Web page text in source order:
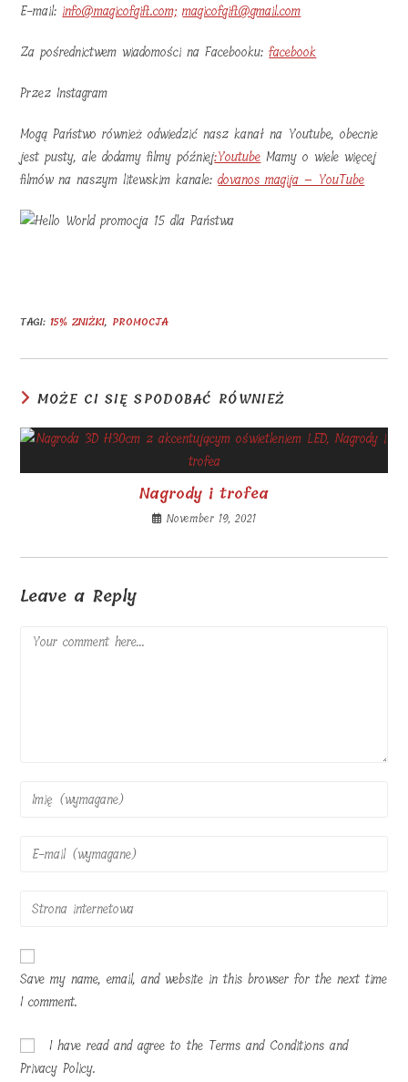
E-mail:info@magicofgift.com; magicofgift@gmail.com
Za pośrednictwem wiadomości na Facebooku:facebook
Przez Instagram
Mogą Państwo również odwiedzić nasz kanał na Youtube, obecnie
jest pusty, ale dodamy filmy później:YoutubeMamy o wiele więcej
filmów na naszym litewskim kanale:dovanos magija – YouTube
TAGI:15% ZNIŻKI, PROMOCJA
MOŻE CI SIĘ SPODOBAĆ RÓWNIEŻ
Nagrody i trofea
November 19, 2021
Leave a Reply
Comment
Enter
Enter
address
comment
Enter
website
URL
(optional)
Save my name, email, and website in this browser for the next time
I comment.
I have read and agree to the Terms and Conditions and
Privacy Policy.